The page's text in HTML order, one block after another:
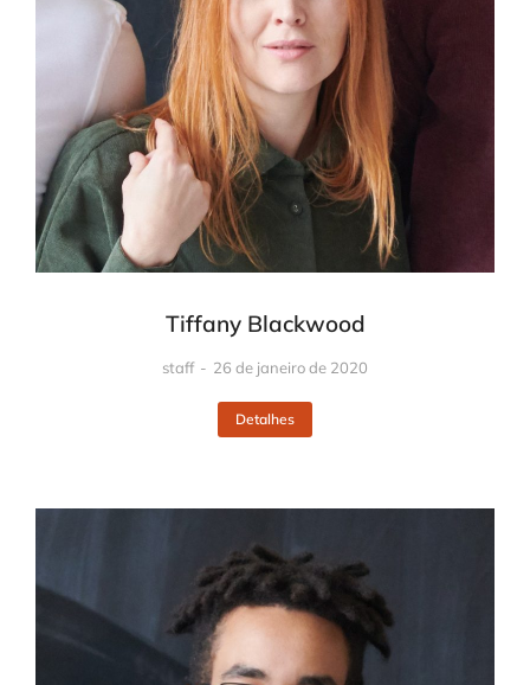
Tiffany Blackwood
staff 26 de janeiro de 2020
Detalhes